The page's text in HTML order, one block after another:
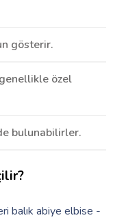
gösterir.
özel
bulunabilirler.